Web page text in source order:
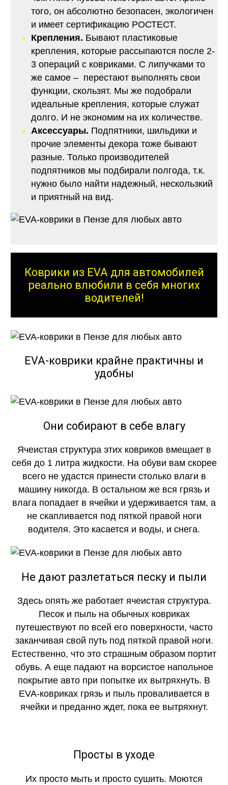
того, он абсолютно безопасен, экологичен
и имеет сертификацию РОСТЕСТ.
Крепления. Бывают пластиковые
крепления, которые рассыпаются после 2-
3 операций с ковриками. С липучками то
же самое – перестают выполнять свои
функции, скользят. Мы же подобрали
идеальные крепления, которые служат
долго. И не экономим на их количестве.
Аксессуары. Подпятники, шильдики и
прочие элементы декора тоже бывают
разные. Только производителей
подпятников мы подбирали полгода, т.к.
нужно было найти надежный, нескользкий
и приятный на вид.
Коврики из EVA для автомобилей
реально влюбили в себя многих
водителей!
EVA-коврики крайне практичны и
удобны
Они собирают в себе влагу
Ячеистая структура этих ковриков вмещает в
себя до 1 литра жидкости. На обуви вам скорее
всего не удастся принести столько влаги в
машину никогда. В остальном же вся грязь и
влага попадает в ячейки и удерживается там, а
не скапливается под пяткой правой ноги
водителя. Это касается и воды, и снега.
Не дают разлетаться песку и пыли
Здесь опять же работает ячеистая структура.
Песок и пыль на обычных ковриках
путешествуют по всей его поверхности, часто
заканчивая свой путь под пяткой правой ноги.
Естественно, что это страшным образом портит
обувь. А еще падают на ворсистое напольное
покрытие авто при попытке их вытряхнуть. В
EVA-ковриках грязь и пыль проваливается в
ячейки и преданно ждет, пока ее вытряхнут.
Просты в уходе
Их просто мыть и просто сушить. Моются